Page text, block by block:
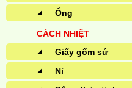
Ống
CÁCH NHIỆT
Giấy gốm sứ
Nỉ